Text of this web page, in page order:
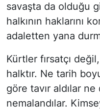
savaşta da olduğu
halkının haklarını
adaletten yana
Kürtler fırsatçı
halktır. Ne tarih
göre tavır aldılar
nemalandılar.